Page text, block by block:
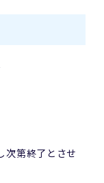
次第終了とさせ